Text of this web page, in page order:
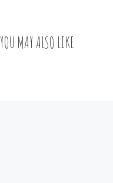
YOU MAY ALSO LIKE